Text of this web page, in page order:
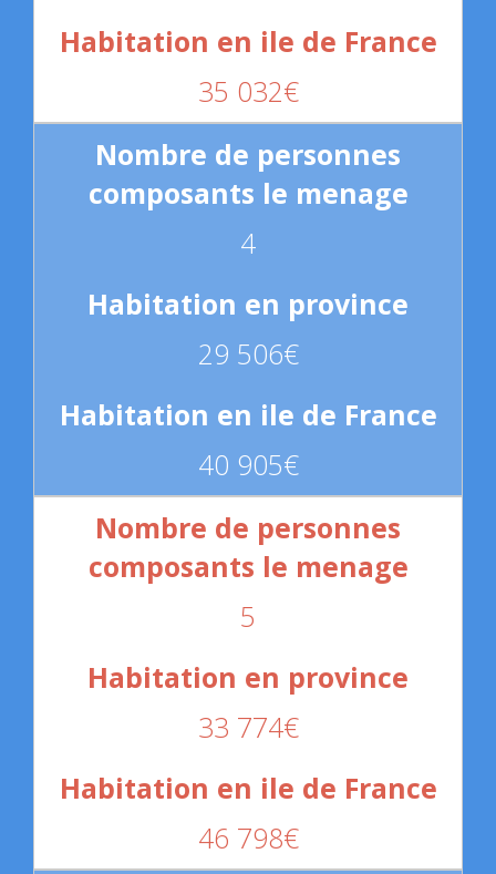
35 032€
4
29 506€
40 905€
5
33 774€
46 798€